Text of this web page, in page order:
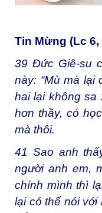
Tin Mừng (Lc 6,
39 Đức Giê-su
này: “Mù mà lại
hai lại không sa
hơn thầy, có
mà thôi.
41 Sao anh
người anh em,
chính mình thì
lại có thể nói với